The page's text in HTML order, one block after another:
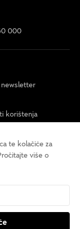
te kolačiće za
više o
000
newsletter
korištenja